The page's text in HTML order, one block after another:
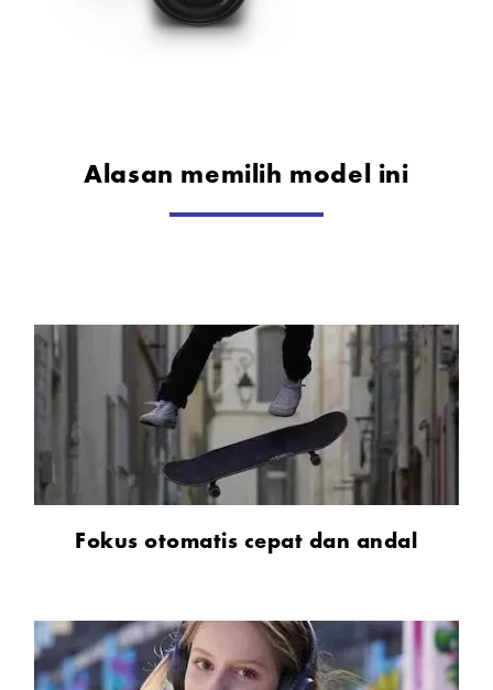
Alasan memilih model ini
Fokus otomatis cepat dan andal